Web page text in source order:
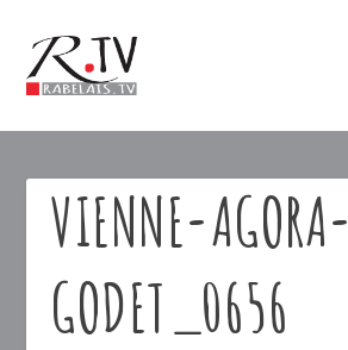
VIENNE-AGORA-
GODET_0656